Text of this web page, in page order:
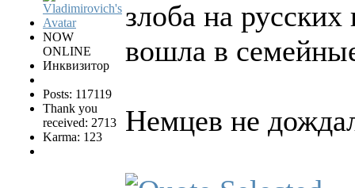
NOW
ONLINE
Инквизитор
Posts: 117119
Thank you
received: 2713
Karma: 123
злоба на
вошла в
Немцев не